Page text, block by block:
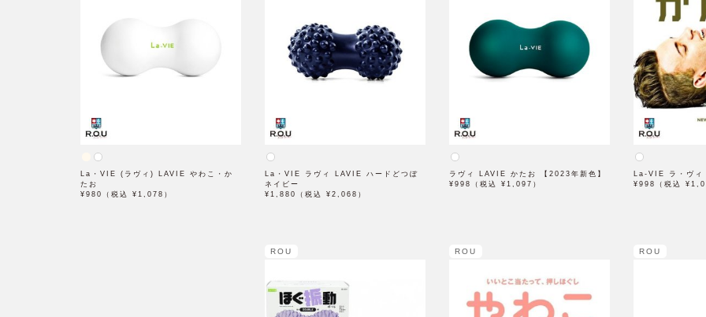
La・VIE (ラヴィ) LAVIE やわこ・か
たお
¥980（税込 ¥1,078）
La・VIE ラヴィ LAVIE ハードどつぼ
ネイビー
¥1,880（税込 ¥2,068）
ラヴィ LAVIE かたお 【2023年新色】
¥998（税込 ¥1,097）
La-VIE ラ・ヴ
¥998（税込
ROU ROU ROU